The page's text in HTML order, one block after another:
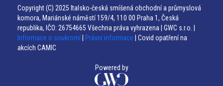
Copyright (C) 2025 Italsko-česká smíšená obchodní a průmyslová
komora, Mariánské náměstí 159/4, 110 00 Praha 1, Česká
republika, IČO: 26754665 Všechna práva vyhrazena | GWC s.r.o. |
Informace o soukromí
Právní informace | Covid opatření na
akcích CAMIC
Powered by